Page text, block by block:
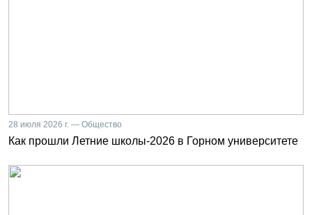
28 июля 2026 г. — Общество
Как прошли Летние школы-2026 в Горном университете